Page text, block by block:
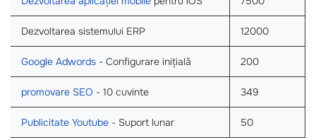
Dezvoltarea sistemului ERP 12000
Google Adwords - Configurare inițială 200
promovare SEO - 10 cuvinte 349
Publicitate Youtube - Suport lunar 50